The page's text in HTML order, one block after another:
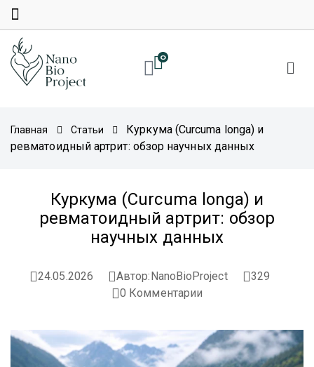
0
Главная Статьи
Куркума (Curcuma longa) и
ревматоидный артрит: обзор научных данных
Куркума (Curcuma longa) и
ревматоидный артрит: обзор
научных данных
24.05.2026 Автор: NanoBioProject
329
0 Комментарии